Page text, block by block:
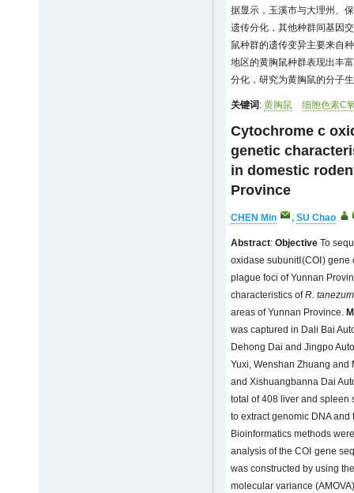
据显示，玉溪市与大理州、
遗传分化，其他种群间基因
鼠种群的遗传变异主要来自
地区的黄胸鼠种群表现出丰
分化，研究为黄胸鼠的分子
关键词 : 黄胸鼠 细胞色素C
Cytochrome c
genetic
in domestic
Province
CHEN Min , SU Chao
Abstract: Objective To
oxidase subunitⅠ(COⅠ) gene
plague foci of Yunnan
characteristics ofR.
areas of Yunnan Province.
was captured in Dali Bai
Dehong Dai and Jingpo
Yuxi, Wenshan Zhuang and
and Xishuangbanna Dai
total of 408 liver and spleen
to extract genomic DNA and
Bioinformatics methods
analysis of the COⅠ gene
was constructed by using
molecular variance